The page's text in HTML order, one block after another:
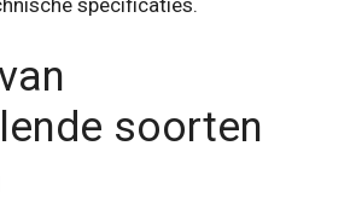
specificaties.
soorten